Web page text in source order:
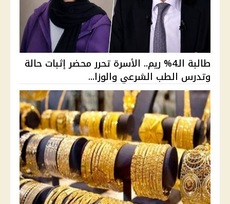
طالبة الـ4% ريم.. الأسرة تحرر محضر إثبات حالة
وتدرس الطب الشرعي والوزا...